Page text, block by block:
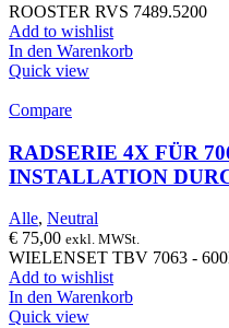
ROOSTER RVS 7489.5200
Add to wishlist
In den Warenkorb
Quick view
Compare
RADSERIE 4X FÜR
INSTALLATION
Alle, Neutral
€ 75,00 exkl. MWSt.
WIELENSET TBV 7063 -
Add to wishlist
In den Warenkorb
Quick view